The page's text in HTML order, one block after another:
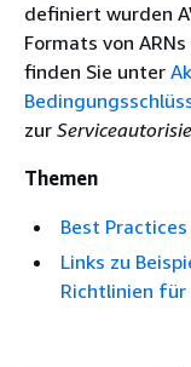
definiert wurden
Formats von
finden Sie unter
zur
Themen
Best
Links zu
Richtlinien für